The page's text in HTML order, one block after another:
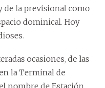
de la previsional como
dominical. Hoy
ocasiones, de las
la Terminal de
nombre de Estación